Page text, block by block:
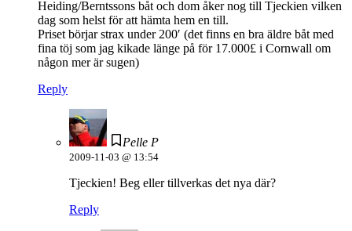
Heiding/Berntssons båt och dom åker nog till Tjeckien vilken
dag som helst för att hämta hem en till.
Priset börjar strax under 200′ (det finns en bra äldre båt med
fina töj som jag kikade länge på för 17.000£ i Cornwall om
någon mer är sugen)
Reply
Pelle P
2009-11-03 @ 13:54
Tjeckien! Beg eller tillverkas det nya där?
Reply